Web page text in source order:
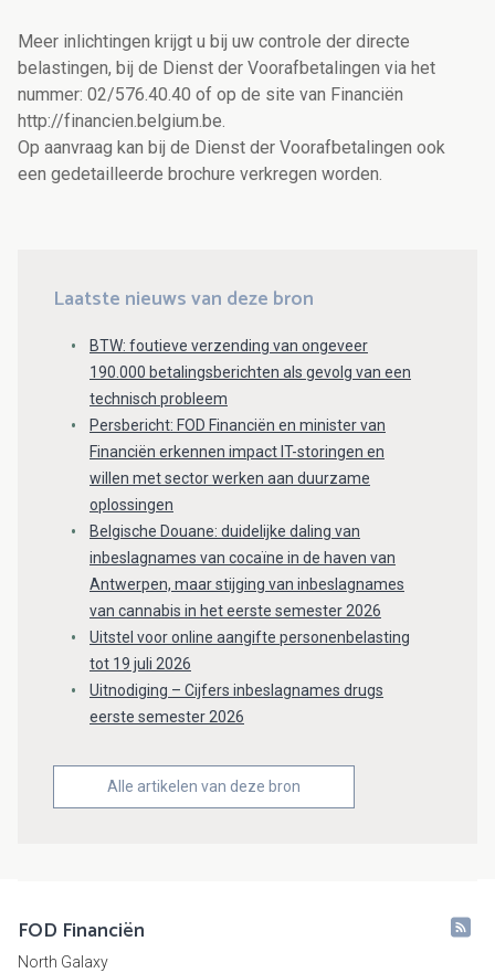
Meer inlichtingen krijgt u bij uw controle der directe
belastingen, bij de Dienst der Voorafbetalingen via het
nummer: 02/576.40.40 of op de site van Financiën
http://financien.belgium.be.
Op aanvraag kan bij de Dienst der Voorafbetalingen ook
een gedetailleerde brochure verkregen worden.
Laatste nieuws van deze bron
BTW: foutieve verzending van ongeveer
190.000 betalingsberichten als gevolg van een
technisch probleem
Persbericht: FOD Financiën en minister van
Financiën erkennen impact IT-storingen en
willen met sector werken aan duurzame
oplossingen
Belgische Douane: duidelijke daling van
inbeslagnames van cocaïne in de haven van
Antwerpen, maar stijging van inbeslagnames
van cannabis in het eerste semester 2026
Uitstel voor online aangifte personenbelasting
tot 19 juli 2026
Uitnodiging – Cijfers inbeslagnames drugs
eerste semester 2026
Alle artikelen van deze bron
FOD Financiën
North Galaxy